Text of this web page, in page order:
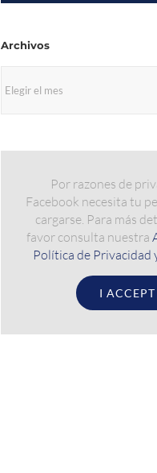
Archivos
Por razones de
Facebook necesita tu
cargarse. Para más
favor consulta nuestra
Política de Privacidad
I ACCEPT